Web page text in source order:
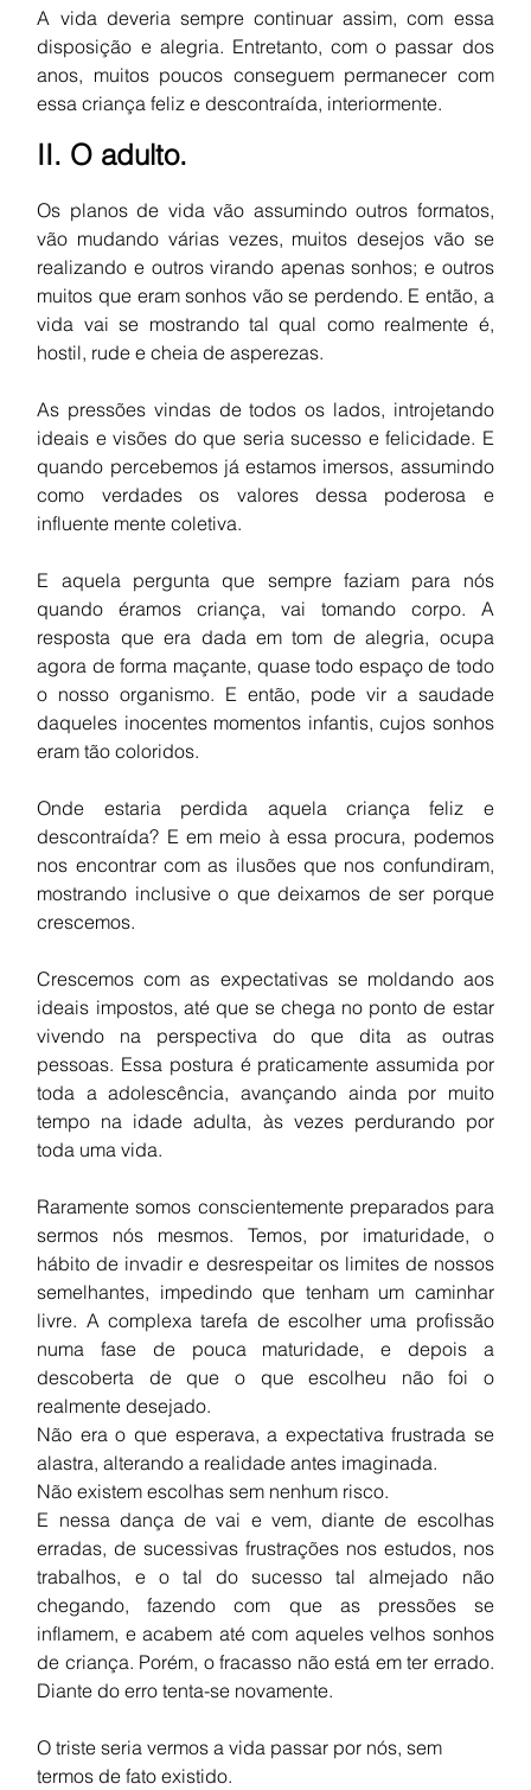
A vida deveria sempre continuar assim, com essa
disposição e alegria. Entretanto, com o passar dos
anos, muitos poucos conseguem permanecer com
essa criança feliz e descontraída, interiormente.
II. O adulto.
Os planos de vida vão assumindo outros formatos,
vão mudando várias vezes, muitos desejos vão se
realizando e outros virando apenas sonhos; e outros
muitos que eram sonhos vão se perdendo. E então, a
vida vai se mostrando tal qual como realmente é,
hostil, rude e cheia de asperezas.
As pressões vindas de todos os lados, introjetando
ideais e visões do que seria sucesso e felicidade. E
quando percebemos já estamos imersos, assumindo
como verdades os valores dessa poderosa e
influente mente coletiva.
E aquela pergunta que sempre faziam para nós
quando éramos criança, vai tomando corpo. A
resposta que era dada em tom de alegria, ocupa
agora de forma maçante, quase todo espaço de todo
o nosso organismo. E então, pode vir a saudade
daqueles inocentes momentos infantis, cujos sonhos
eram tão coloridos.
Onde estaria perdida aquela criança feliz e
descontraída? E em meio à essa procura, podemos
nos encontrar com as ilusões que nos confundiram,
mostrando inclusive o que deixamos de ser porque
crescemos.
Crescemos com as expectativas se moldando aos
ideais impostos, até que se chega no ponto de estar
vivendo na perspectiva do que dita as outras
pessoas. Essa postura é praticamente assumida por
toda a adolescência, avançando ainda por muito
tempo na idade adulta, às vezes perdurando por
toda uma vida.
Raramente somos conscientemente preparados para
sermos nós mesmos. Temos, por imaturidade, o
hábito de invadir e desrespeitar os limites de nossos
semelhantes, impedindo que tenham um caminhar
livre. A complexa tarefa de escolher uma profissão
numa fase de pouca maturidade, e depois a
descoberta de que o que escolheu não foi o
realmente desejado.
Não era o que esperava, a expectativa frustrada se
alastra, alterando a realidade antes imaginada.
Não existem escolhas sem nenhum risco.
E nessa dança de vai e vem, diante de escolhas
erradas, de sucessivas frustrações nos estudos, nos
trabalhos, e o tal do sucesso tal almejado não
chegando, fazendo com que as pressões se
inflamem, e acabem até com aqueles velhos sonhos
de criança. Porém, o fracasso não está em ter errado.
Diante do erro tenta-se novamente.
O triste seria vermos a vida passar por nós, sem
termos de fato existido.